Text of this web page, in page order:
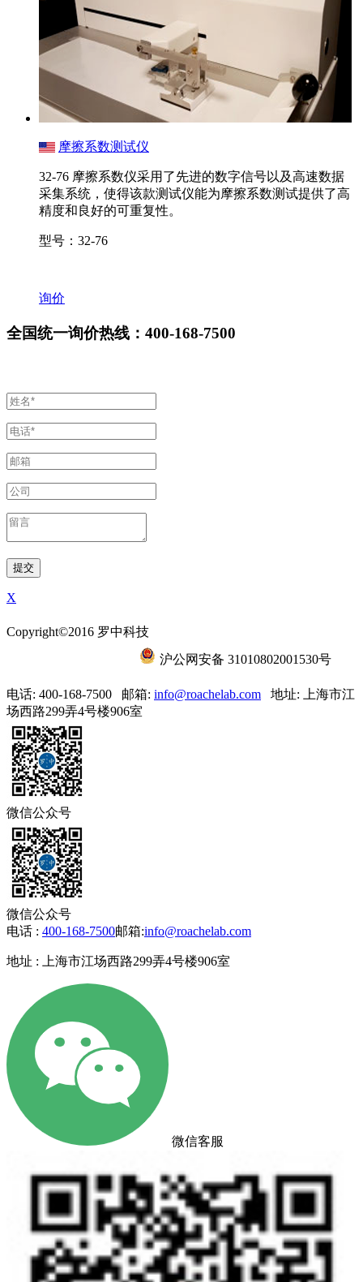
摩擦系数测试仪
32-76 摩擦系数仪采用了先进的数字信号以及高速数据
采集系统，使得该款测试仪能为摩擦系数测试提供了高
精度和良好的可重复性。
型号：32-76
询价
全国统一询价热线：400-168-7500
X
Copyright©2016 罗中科技
沪公网安备 31010802001530号
电话: 400-168-7500 邮箱: info@roachelab.com‍
地址: 上海市江
场西路299弄4号楼906室
微信公众号
微信公众号
电话 : 400-168-7500邮箱:info@roachelab.com‍
地址 : 上海市江场西路299弄4号楼906室
微信客服